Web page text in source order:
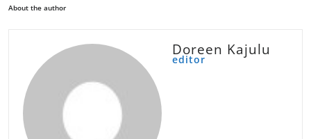
About the author
Doreen Kajulu
editor